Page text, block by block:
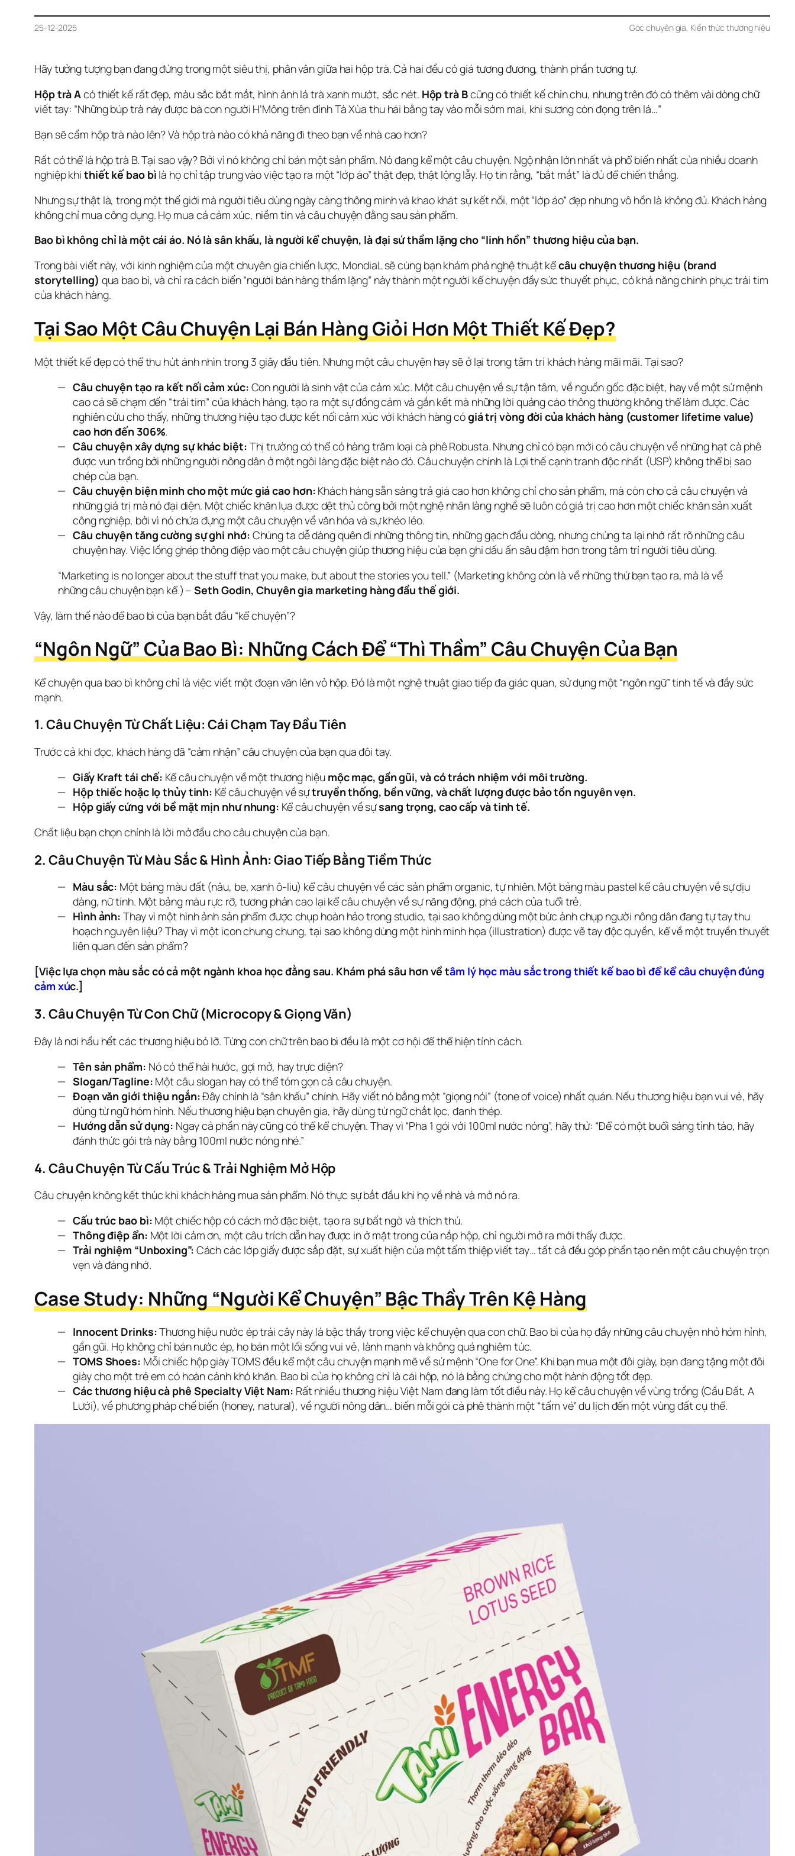
25-12-2025 Góc chuyên gia, Kiến thức thương hiệu
Hãy tưởng tượng bạn đang đứng trong một siêu thị, phân vân giữa hai hộp trà. Cả hai đều có giá tương đương, thành phần tương tự.
Hộp trà A có thiết kế rất đẹp, màu sắc bắt mắt, hình ảnh lá trà xanh mướt, sắc nét. Hộp trà B cũng có thiết kế chỉn chu, nhưng trên đó có thêm vài dòng chữ
viết tay: “Những búp trà này được bà con người H’Mông trên đỉnh Tà Xùa thu hái bằng tay vào mỗi sớm mai, khi sương còn đọng trên lá…”
Bạn sẽ cầm hộp trà nào lên? Và hộp trà nào có khả năng đi theo bạn về nhà cao hơn?
Rất có thể là hộp trà B. Tại sao vậy? Bởi vì nó không chỉ bán một sản phẩm. Nó đang kể một câu chuyện. Ngộ nhận lớn nhất và phổ biến nhất của nhiều doanh
nghiệp khi thiết kế bao bì là họ chỉ tập trung vào việc tạo ra một “lớp áo” thật đẹp, thật lộng lẫy. Họ tin rằng, “bắt mắt” là đủ để chiến thắng.
Nhưng sự thật là, trong một thế giới mà người tiêu dùng ngày càng thông minh và khao khát sự kết nối, một “lớp áo” đẹp nhưng vô hồn là không đủ. Khách hàng
không chỉ mua công dụng. Họ mua cả cảm xúc, niềm tin và câu chuyện đằng sau sản phẩm.
Bao bì không chỉ là một cái áo. Nó là sân khấu, là người kể chuyện, là đại sứ thầm lặng cho “linh hồn” thương hiệu của bạn.
Trong bài viết này, với kinh nghiệm của một chuyên gia chiến lược, MondiaL sẽ cùng bạn khám phá nghệ thuật kể câu chuyện thương hiệu (brand
storytelling) qua bao bì, và chỉ ra cách biến “người bán hàng thầm lặng” này thành một người kể chuyện đầy sức thuyết phục, có khả năng chinh phục trái tim
của khách hàng.
Tại Sao Một Câu Chuyện Lại Bán Hàng Giỏi Hơn Một Thiết Kế Đẹp?
Một thiết kế đẹp có thể thu hút ánh nhìn trong 3 giây đầu tiên. Nhưng một câu chuyện hay sẽ ở lại trong tâm trí khách hàng mãi mãi. Tại sao?
Câu chuyện tạo ra kết nối cảm xúc: Con người là sinh vật của cảm xúc. Một câu chuyện về sự tận tâm, về nguồn gốc đặc biệt, hay về một sứ mệnh
cao cả sẽ chạm đến “trái tim” của khách hàng, tạo ra một sự đồng cảm và gắn kết mà những lời quảng cáo thông thường không thể làm được. Các
nghiên cứu cho thấy, những thương hiệu tạo được kết nối cảm xúc với khách hàng cógiá trị vòng đời của khách hàng (customer lifetime value)
cao hơn đến 306%.
Câu chuyện xây dựng sự khác biệt: Thị trường có thể có hàng trăm loại cà phê Robusta. Nhưng chỉ có bạn mới có câu chuyện về những hạt cà phê
được vun trồng bởi những người nông dân ở một ngôi làng đặc biệt nào đó. Câu chuyện chính là Lợi thế cạnh tranh độc nhất (USP) không thể bị sao
chép của bạn.
Câu chuyện biện minh cho một mức giá cao hơn: Khách hàng sẵn sàng trả giá cao hơn không chỉ cho sản phẩm, mà còn cho cả câu chuyện và
những giá trị mà nó đại diện. Một chiếc khăn lụa được dệt thủ công bởi một nghệ nhân làng nghề sẽ luôn có giá trị cao hơn một chiếc khăn sản xuất
công nghiệp, bởi vì nó chứa đựng một câu chuyện về văn hóa và sự khéo léo.
Câu chuyện tăng cường sự ghi nhớ: Chúng ta dễ dàng quên đi những thông tin, những gạch đầu dòng, nhưng chúng ta lại nhớ rất rõ những câu
chuyện hay. Việc lồng ghép thông điệp vào một câu chuyện giúp thương hiệu của bạn ghi dấu ấn sâu đậm hơn trong tâm trí người tiêu dùng.
“Marketing is no longer about the stuff that you make, but about the stories you tell.” (Marketing không còn là về những thứ bạn tạo ra, mà là về
những câu chuyện bạn kể.) – Seth Godin, Chuyên gia marketing hàng đầu thế giới.
Vậy, làm thế nào để bao bì của bạn bắt đầu “kể chuyện”?
“Ngôn Ngữ” Của Bao Bì: Những Cách Để “Thì Thầm” Câu Chuyện Của Bạn
Kể chuyện qua bao bì không chỉ là việc viết một đoạn văn lên vỏ hộp. Đó là một nghệ thuật giao tiếp đa giác quan, sử dụng một “ngôn ngữ” tinh tế và đầy sức
mạnh.
1. Câu Chuyện Từ Chất Liệu: Cái Chạm Tay Đầu Tiên
Trước cả khi đọc, khách hàng đã “cảm nhận” câu chuyện của bạn qua đôi tay.
Giấy Kraft tái chế: Kể câu chuyện về một thương hiệu mộc mạc, gần gũi, và có trách nhiệm với môi trường.
Hộp thiếc hoặc lọ thủy tinh: Kể câu chuyện về sựtruyền thống, bền vững, và chất lượng được bảo tồn nguyên vẹn.
Hộp giấy cứng với bề mặt mịn như nhung: Kể câu chuyện về sựsang trọng, cao cấp và tinh tế.
Chất liệu bạn chọn chính là lời mở đầu cho câu chuyện của bạn.
2. Câu Chuyện Từ Màu Sắc & Hình Ảnh: Giao Tiếp Bằng Tiềm Thức
Màu sắc: Một bảng màu đất (nâu, be, xanh ô-liu) kể câu chuyện về các sản phẩm organic, tự nhiên. Một bảng màu pastel kể câu chuyện về sự dịu
dàng, nữ tính. Một bảng màu rực rỡ, tương phản cao lại kể câu chuyện về sự năng động, phá cách của tuổi trẻ.
Hình ảnh: Thay vì một hình ảnh sản phẩm được chụp hoàn hảo trong studio, tại sao không dùng một bức ảnh chụp người nông dân đang tự tay thu
hoạch nguyên liệu? Thay vì một icon chung chung, tại sao không dùng một hình minh họa (illustration) được vẽ tay độc quyền, kể về một truyền thuyết
liên quan đến sản phẩm?
[Việc lựa chọn màu sắc có cả một ngành khoa học đằng sau. Khám phá sâu hơn về tâm lý học màu sắc trong thiết kế bao bì để kể câu chuyện đúng
cảm xúc.]
3. Câu Chuyện Từ Con Chữ (Microcopy & Giọng Văn)
Đây là nơi hầu hết các thương hiệu bỏ lỡ. Từng con chữ trên bao bì đều là một cơ hội để thể hiện tính cách.
Tên sản phẩm: Nó có thể hài hước, gợi mở, hay trực diện?
Slogan/Tagline: Một câu slogan hay có thể tóm gọn cả câu chuyện.
Đoạn văn giới thiệu ngắn:Đây chính là “sân khấu” chính. Hãy viết nó bằng một “giọng nói” (tone of voice) nhất quán. Nếu thương hiệu bạn vui vẻ, hãy
dùng từ ngữ hóm hỉnh. Nếu thương hiệu bạn chuyên gia, hãy dùng từ ngữ chắt lọc, đanh thép.
Hướng dẫn sử dụng: Ngay cả phần này cũng có thể kể chuyện. Thay vì “Pha 1 gói với 100ml nước nóng”, hãy thử: “Để có một buổi sáng tỉnh táo, hãy
đánh thức gói trà này bằng 100ml nước nóng nhé.”
4. Câu Chuyện Từ Cấu Trúc & Trải Nghiệm Mở Hộp
Câu chuyện không kết thúc khi khách hàng mua sản phẩm. Nó thực sự bắt đầu khi họ về nhà và mở nó ra.
Cấu trúc bao bì: Một chiếc hộp có cách mở đặc biệt, tạo ra sự bất ngờ và thích thú.
Thông điệp ẩn: Một lời cảm ơn, một câu trích dẫn hay được in ở mặt trong của nắp hộp, chỉ người mở ra mới thấy được.
Trải nghiệm “Unboxing”: Cách các lớp giấy được sắp đặt, sự xuất hiện của một tấm thiệp viết tay… tất cả đều góp phần tạo nên một câu chuyện trọn
vẹn và đáng nhớ.
Case Study: Những “Người Kể Chuyện” Bậc Thầy Trên Kệ Hàng
Innocent Drinks:Thương hiệu nước ép trái cây này là bậc thầy trong việc kể chuyện qua con chữ. Bao bì của họ đầy những câu chuyện nhỏ hóm hỉnh,
gần gũi. Họ không chỉ bán nước ép, họ bán một lối sống vui vẻ, lành mạnh và không quá nghiêm túc.
TOMS Shoes: Mỗi chiếc hộp giày TOMS đều kể một câu chuyện mạnh mẽ về sứ mệnh “One for One”. Khi bạn mua một đôi giày, bạn đang tặng một đôi
giày cho một trẻ em có hoàn cảnh khó khăn. Bao bì của họ không chỉ là cái hộp, nó là bằng chứng cho một hành động tốt đẹp.
Các thương hiệu cà phê Specialty Việt Nam: Rất nhiều thương hiệu Việt Nam đang làm tốt điều này. Họ kể câu chuyện về vùng trồng (Cầu Đất, A
Lưới), về phương pháp chế biến (honey, natural), về người nông dân… biến mỗi gói cà phê thành một “tấm vé” du lịch đến một vùng đất cụ thể.